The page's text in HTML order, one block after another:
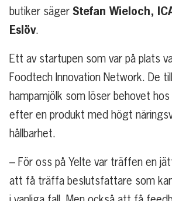
butiker säger Stefan Wieloch,
Eslöv.
Ett av startupen som var på plats
Foodtech Innovation Network. De
hampamjölk som löser behovet
efter en produkt med högt
hållbarhet.
– För oss på Yelte var träffen en
att få träffa beslutsfattare som